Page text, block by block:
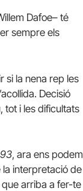
Dafoe– té
sempre els
si la nena rep les
Decisió
tot i les dificultats
, ara ens podem
la interpretació de
arriba a fer-te